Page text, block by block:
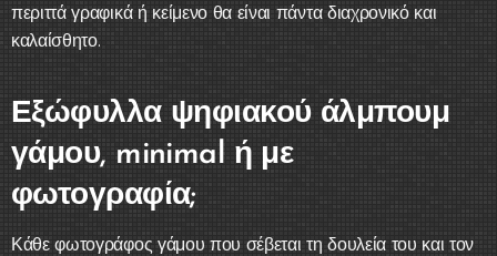
περιττά γραφικά ή κείμενο θα είναι πάντα διαχρονικό και
καλαίσθητο.
Εξώφυλλα ψηφιακού άλμπουμ
γάμου, minimal ή με
φωτογραφία;
Κάθε φωτογράφος γάμου που σέβεται τη δουλεία του και τον